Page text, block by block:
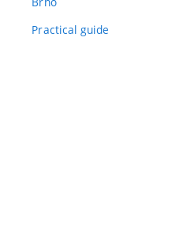
Practical guide